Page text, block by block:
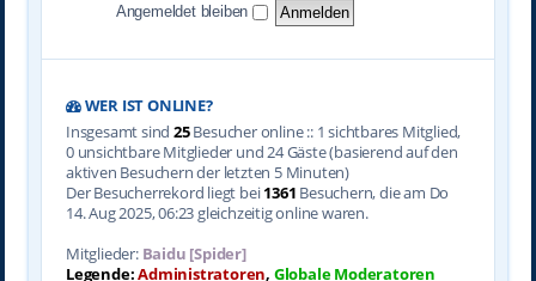
Angemeldet bleiben
WER IST ONLINE?
Insgesamt sind 25Besucher online :: 1 sichtbares Mitglied,
0 unsichtbare Mitglieder und 24 Gäste (basierend auf den
aktiven Besuchern der letzten 5 Minuten)
Der Besucherrekord liegt bei1361 Besuchern, die am Do
14. Aug 2025, 06:23 gleichzeitig online waren.
Mitglieder: Baidu [Spider]
Legende:Administratoren, Globale Moderatoren